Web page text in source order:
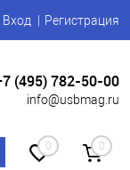
Вход Регистрация
(495) 782-50-00
info@usbmag.ru
0 0